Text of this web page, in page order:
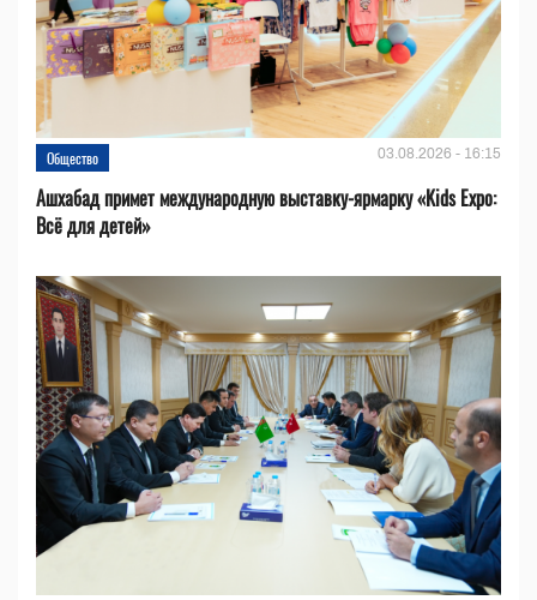
Общество 03.08.2026 - 16:15
Ашхабад примет международную выставку-ярмарку «Kids Expo:
Всё для детей»